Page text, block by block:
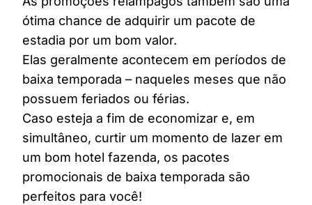
ótima chance de adquirir um pacote de
estadia por um bom valor.
Elas geralmente acontecem em períodos de
baixa temporada – naqueles meses que não
possuem feriados ou férias.
Caso esteja a fim de economizar e, em
simultâneo, curtir um momento de lazer em
um bom hotel fazenda, os pacotes
promocionais de baixa temporada são
perfeitos para você!